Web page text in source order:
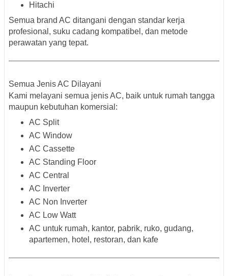
Hitachi
Semua brand AC ditangani dengan standar kerja
profesional, suku cadang kompatibel, dan metode
perawatan yang tepat.
Semua Jenis AC Dilayani
Kami melayani semua jenis AC, baik untuk rumah tangga
maupun kebutuhan komersial:
AC Split
AC Window
AC Cassette
AC Standing Floor
AC Central
AC Inverter
AC Non Inverter
AC Low Watt
AC untuk rumah, kantor, pabrik, ruko, gudang,
apartemen, hotel, restoran, dan kafe